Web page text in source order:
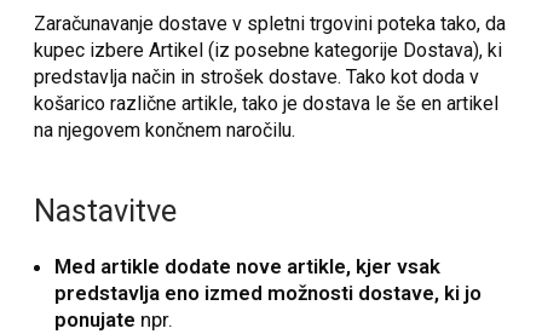
Zaračunavanje dostave v spletni trgovini poteka tako, da
kupec izbere Artikel (iz posebne kategorije Dostava), ki
predstavlja način in strošek dostave. Tako kot doda v
košarico različne artikle, tako je dostava le še en artikel
na njegovem končnem naročilu.
Nastavitve
Med artikle dodate nove artikle, kjer vsak
predstavlja eno izmed možnosti dostave, ki jo
ponujate npr.